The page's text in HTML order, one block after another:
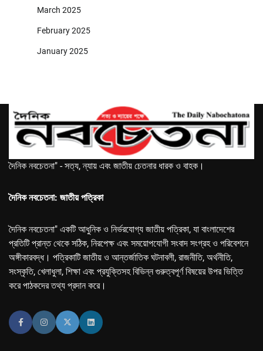
March 2025
February 2025
January 2025
দৈনিক নবচেতনা" - সত্য, ন্যায় এবং জাতীয় চেতনার ধারক ও বাহক।
দৈনিক নবচেতনা: জাতীয় পত্রিকা
দৈনিক নবচেতনা" একটি আধুনিক ও নির্ভরযোগ্য জাতীয় পত্রিকা, যা বাংলাদেশের
প্রতিটি প্রান্ত থেকে সঠিক, নিরপেক্ষ এবং সময়োপযোগী সংবাদ সংগ্রহ ও পরিবেশনে
অঙ্গীকারবদ্ধ। পত্রিকাটি জাতীয় ও আন্তর্জাতিক ঘটনাবলী, রাজনীতি, অর্থনীতি,
সংস্কৃতি, খেলাধুলা, শিক্ষা এবং প্রযুক্তিসহ বিভিন্ন গুরুত্বপূর্ণ বিষয়ের উপর ভিত্তি
করে পাঠকদের তথ্য প্রদান করে।